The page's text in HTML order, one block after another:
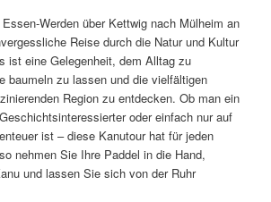
Werden über Kettwig nach Mülheim an
Reise durch die Natur und Kultur
ist eine Gelegenheit, dem Alltag zu
baumeln zu lassen und die vielfältigen
Region zu entdecken. Ob man ein
oder einfach nur auf
ist – diese Kanutour hat für jeden
nehmen Sie Ihre Paddel in die Hand,
und lassen Sie sich von der Ruhr